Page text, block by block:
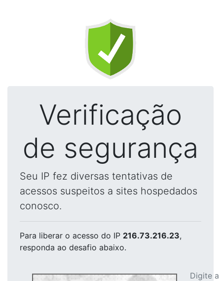
Verificação
de segurança
Seu IP fez diversas tentativas de
acessos suspeitos a sites hospedados
conosco.
Para liberar o acesso do IP 216.73.216.23,
responda ao desafio abaixo.
Digite